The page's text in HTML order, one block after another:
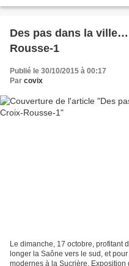
Des pas dans la
Rousse-1
Publié le 30/10/2015 à 00:17
Par covix
Le dimanche, 17 octobre, profitant
longer la Saône vers le sud, et
modernes à la Sucrière.